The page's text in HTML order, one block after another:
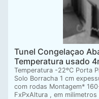
Tunel Congelaçao
Temperatura usado
Temperatura -22ºC Porta
Solo Borracha 1 cm
com rodas Montagem*
FxPxAltura , em